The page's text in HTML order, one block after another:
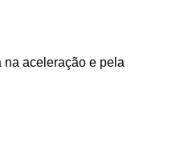
na aceleração e pela